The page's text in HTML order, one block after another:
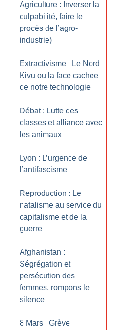
Agriculture : Inverser la
culpabilité, faire le
procès de l’agro-
industrie)
Extractivisme : Le Nord
Kivu ou la face cachée
de notre technologie
Débat : Lutte des
classes et alliance avec
les animaux
Lyon : L’urgence de
l’antifascisme
Reproduction : Le
natalisme au service du
capitalisme et de la
guerre
Afghanistan :
Ségrégation et
persécution des
femmes, rompons le
silence
8 Mars : Grève